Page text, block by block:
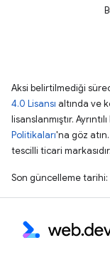
Aksi belirtilmediği
4.0 Lisansı altında ve
lisanslanmıştır.
Politikaları'na göz
tescilli ticari markasıdır.
Son güncelleme